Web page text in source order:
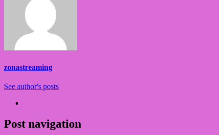
zonastreaming
See author's posts
Post navigation